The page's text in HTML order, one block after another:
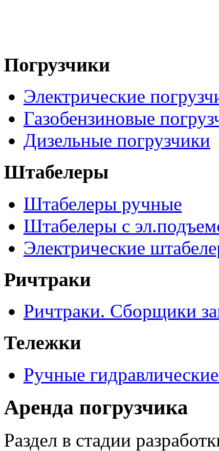
Погрузчики
Электрические
Газобензиновые
Дизельные погрузчики
Штабелеры
Штабелеры ручные
Штабелеры с
Электрические
Ричтраки
Ричтраки. Сборщики
Тележки
Ручные
Аренда погрузчика
Раздел в стадии